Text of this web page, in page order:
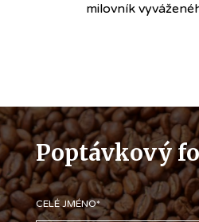
milovník
Poptávkový
CELÉ JMÉNO*